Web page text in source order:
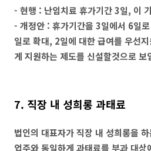
- 현행 : 난임치료 휴가기간 3일, 이
- 개정안 : 휴가기간을 3일에서 6일
일로 확대, 2일에 대한 급여를 우선
게 지원하는 제도를 신설할것으로 보
7. 직장 내 성희롱 과태료
법인의 대표자가 직장 내 성희롱을
업주와 동일하게 과태료를 부과 대